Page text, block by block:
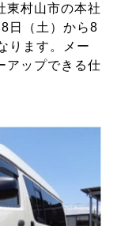
東村山市の本社
日（土）から8
ります。メー
アップできる仕